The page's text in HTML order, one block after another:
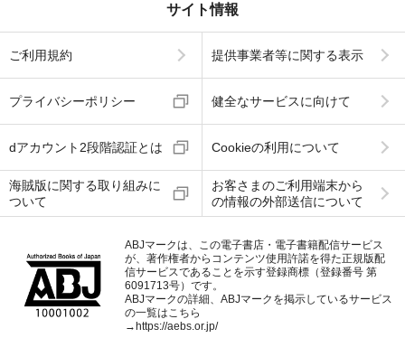
サイト情報
ご利用規約 提供事業者等に関する表示
プライバシーポリシー 健全なサービスに向けて
dアカウント2段階認証とは Cookieの利用について
海賊版に関する取り組みに
ついて
お客さまのご利用端末から
の情報の外部送信について
ABJマークは、この電子書店・電子書籍配信サービス
が、著作権者からコンテンツ使用許諾を得た正規版配
信サービスであることを示す登録商標（登録番号 第
6091713号）です。
ABJマークの詳細、ABJマークを掲示しているサービス
の一覧はこちら
→https://aebs.or.jp/